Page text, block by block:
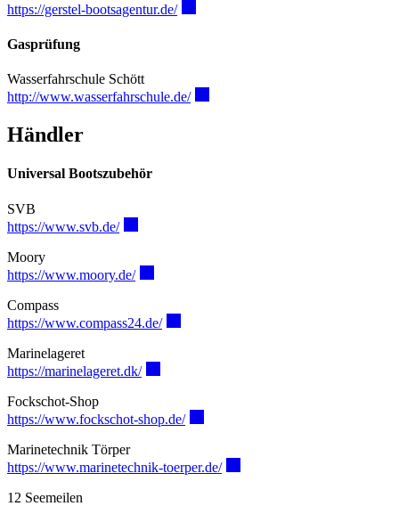
https://gerstel-bootsagentur.de/
Gasprüfung
Wasserfahrschule Schött
http://www.wasserfahrschule.de/
Händler
Universal Bootszubehör
SVB
https://www.svb.de/
Moory
https://www.moory.de/
Compass
https://www.compass24.de/
Marinelageret
https://marinelageret.dk/
Fockschot-Shop
https://www.fockschot-shop.de/
Marinetechnik Törper
https://www.marinetechnik-toerper.de/
12 Seemeilen